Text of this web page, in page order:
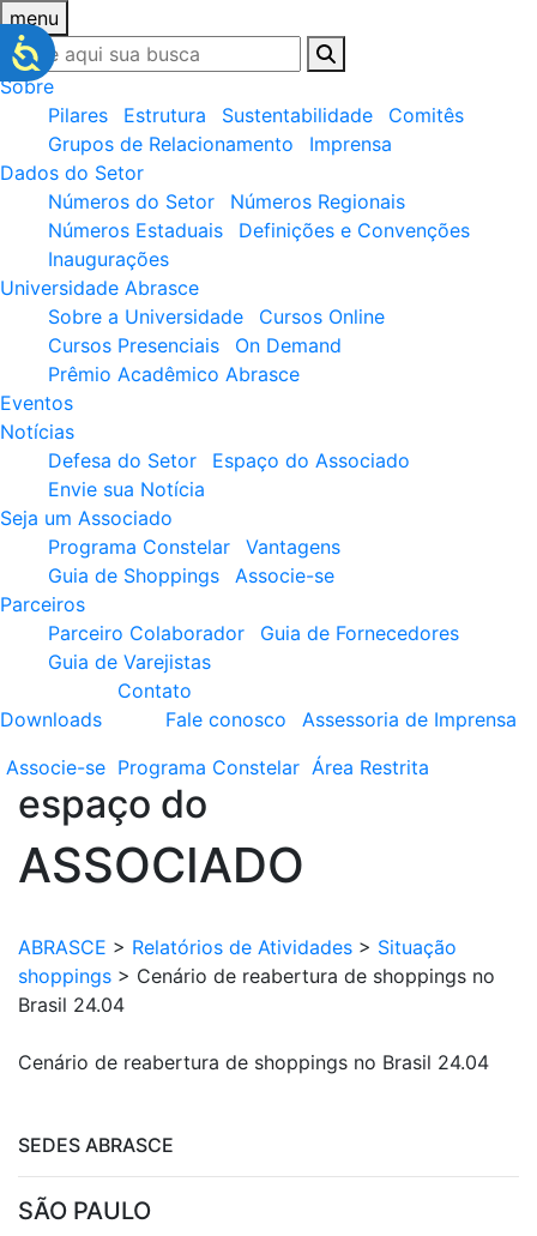
menu
Sobre
Pilares
Estrutura Sustentabilidade
Comitês
Grupos de Relacionamento
Imprensa
Dados do Setor
Números do Setor
Números Regionais
Números Estaduais
Definições e Convenções
Inaugurações
Universidade Abrasce
Sobre a Universidade
Cursos Online
Cursos Presenciais
On Demand
Prêmio Acadêmico Abrasce
Eventos
Notícias
Defesa do Setor
Espaço do Associado
Envie sua Notícia
Seja um Associado
Programa Constelar
Vantagens
Guia de Shoppings
Associe-se
Parceiros
Parceiro Colaborador
Guia de Fornecedores
Guia de Varejistas
Downloads
Contato
Fale conosco
Assessoria de Imprensa
Associe-se Programa Constelar Área Restrita
espaço do
ASSOCIADO
ABRASCE > Relatórios de Atividades > Situação
shoppings > Cenário de reabertura de shoppings no
Brasil 24.04
Cenário de reabertura de shoppings no Brasil 24.04
SEDES ABRASCE
SÃO PAULO